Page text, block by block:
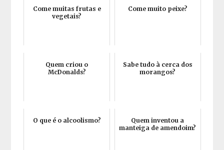
Come muitas frutas e
vegetais?
Come muito peixe?
Quem criou o
McDonalds?
Sabe tudo à cerca dos
morangos?
O que é o alcoolismo?
Quem inventou a
manteiga de amendoim?